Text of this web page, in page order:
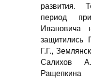
развития.
период
Ивановича
защитились
Г.Г.,
Салихов